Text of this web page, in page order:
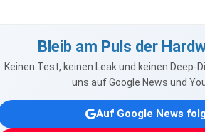
Bleib am Puls der
Keinen Test, keinen Leak und keinen Deep-
uns auf Google News und
Auf Google News